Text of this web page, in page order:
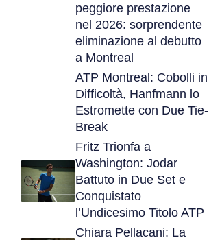
peggiore prestazione
nel 2026: sorprendente
eliminazione al debutto
a Montreal
ATP Montreal: Cobolli in
Difficoltà, Hanfmann lo
Estromette con Due Tie-
Break
Fritz Trionfa a
Washington: Jodar
Battuto in Due Set e
Conquistato
l’Undicesimo Titolo ATP
Chiara Pellacani: La